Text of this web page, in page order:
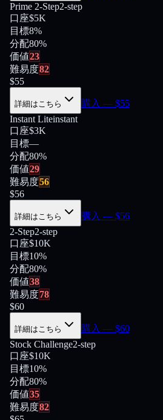
Prime 2-Step2-step
口座$5K
目標8%
分配80%
価値23
難易度82
$55
詳細はこちら 購入 — $55
Instant Liteinstant
口座$3K
目標—
分配80%
価値29
難易度56
$56
詳細はこちら 購入 — $56
2-Step2-step
口座$10K
目標10%
分配80%
価値38
難易度78
$60
詳細はこちら 購入 — $60
Stock Challenge2-step
口座$10K
目標10%
分配80%
価値35
難易度82